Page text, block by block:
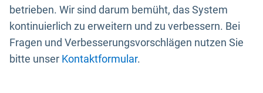
betrieben. Wir sind darum bemüht, das System
kontinuierlich zu erweitern und zu verbessern. Bei
Fragen und Verbesserungsvorschlägen nutzen Sie
bitte unser Kontaktformular.